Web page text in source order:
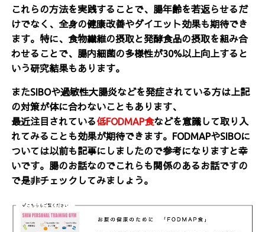
これらの方法を実践することで、腸年齢を若返らせるだ
けでなく、全身の健康改善やダイエット効果も期待でき
ます。特に、食物繊維の摂取と発酵食品の摂取を組み合
わせることで、腸内細菌の多様性が30%以上向上すると
いう研究結果もあります。
またSIBOや過敏性大腸炎などを発症されている方は上記
の対策が体に合わないこともあります、
最近注目されている低FODMAP食などを意識して取り入
れてみることも効果が期待できます。FODMAPやSIBOに
ついては以前も記事にしましたので参考になりますと幸
いです。腸のお話なのでこれらも関係のあるお話ですの
で是非チェックしてみましょう。